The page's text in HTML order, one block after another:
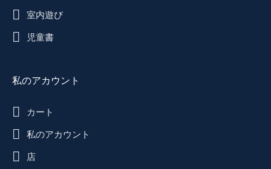
室内遊び
児童書
私のアカウント
カート
私のアカウント
店